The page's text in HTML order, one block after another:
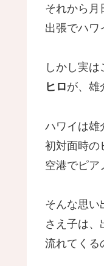
それから月
出張でハワ
しかし実
ヒロが、雄
ハワイは雄
初対面時の
空港でピア
そんな思い
さえ子は、
流れてくる